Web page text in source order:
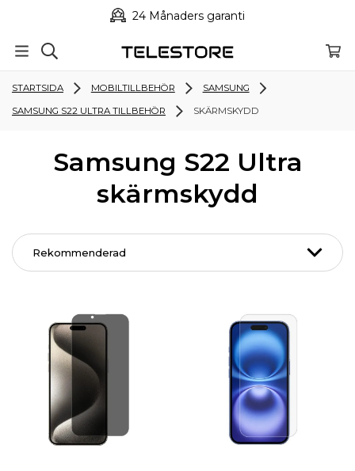
24 Månaders garanti
STARTSIDA MOBILTILLBEHÖR SAMSUNG
SAMSUNG S22 ULTRA TILLBEHÖR SKÄRMSKYDD
Samsung S22 Ultra
skärmskydd